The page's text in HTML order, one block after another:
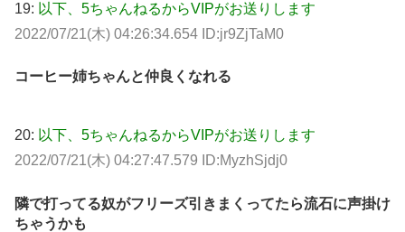
19: 以下、5ちゃんねるからVIPがお送りします
2022/07/21(木) 04:26:34.654 ID:jr9ZjTaM0
コーヒー姉ちゃんと仲良くなれる
20: 以下、5ちゃんねるからVIPがお送りします
2022/07/21(木) 04:27:47.579 ID:MyzhSjdj0
隣で打ってる奴がフリーズ引きまくってたら流石に声掛け
ちゃうかも